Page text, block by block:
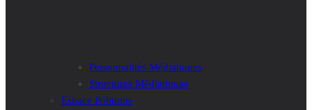
Personnalités Médiatiques
Structures Médiatiques
Espace Politique